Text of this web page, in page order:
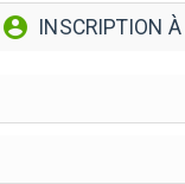
INSCRIPTION À